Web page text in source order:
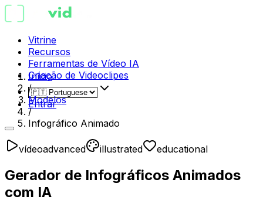
Vitrine
Recursos
Ferramentas de Vídeo IA
Criação de Videoclipes
Entrar
Início
/
Modelos
/
Infográfico Animado
vídeoadvanced illustrated educational
Gerador de Infográficos Animados
com IA